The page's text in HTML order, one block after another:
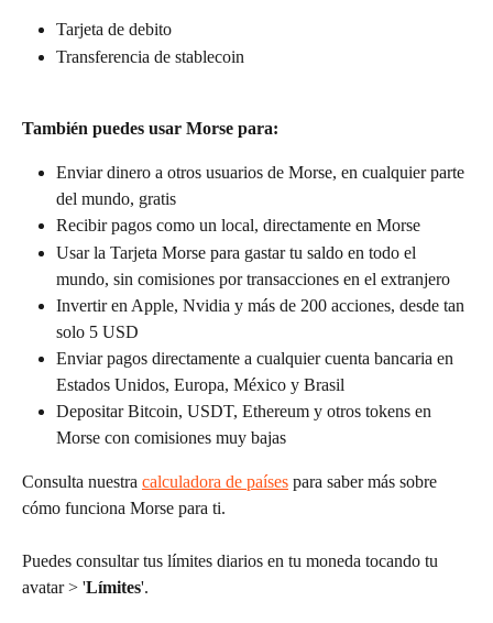
Tarjeta de debito
Transferencia de stablecoin
También puedes usar Morse para:
Enviar dinero a otros usuarios de Morse, en cualquier parte
del mundo, gratis
Recibir pagos como un local, directamente en Morse
Usar la Tarjeta Morse para gastar tu saldo en todo el
mundo, sin comisiones por transacciones en el extranjero
Invertir en Apple, Nvidia y más de 200 acciones, desde tan
solo 5 USD
Enviar pagos directamente a cualquier cuenta bancaria en
Estados Unidos, Europa, México y Brasil
Depositar Bitcoin, USDT, Ethereum y otros tokens en
Morse con comisiones muy bajas
Consulta nuestra calculadora de países para saber más sobre
cómo funciona Morse para ti.
Puedes consultar tus límites diarios en tu moneda tocando tu
avatar > 'Límites'.